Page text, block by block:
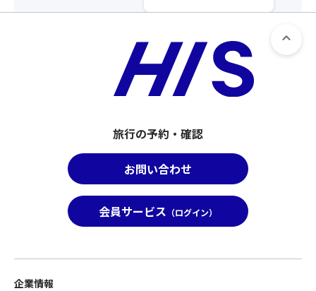
旅行の予約・確認
お問い合わせ
会員サービス （ログイン）
企業情報